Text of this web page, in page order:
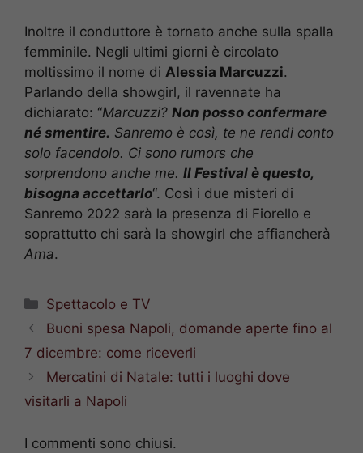
Inoltre il conduttore è tornato anche sulla spalla
femminile. Negli ultimi giorni è circolato
moltissimo il nome di Alessia Marcuzzi.
Parlando della showgirl, il ravennate ha
dichiarato: “Marcuzzi? Non posso confermare
né smentire. Sanremo è così, te ne rendi conto
solo facendolo. Ci sono rumors che
sorprendono anche me. Il Festival è questo,
bisogna accettarlo“. Così i due misteri di
Sanremo 2022 sarà la presenza di Fiorello e
soprattutto chi sarà la showgirl che affiancherà
Ama.
Categorie
Spettacolo e TV
Buoni spesa Napoli, domande aperte fino al
7 dicembre: come riceverli
Mercatini di Natale: tutti i luoghi dove
visitarli a Napoli
I commenti sono chiusi.